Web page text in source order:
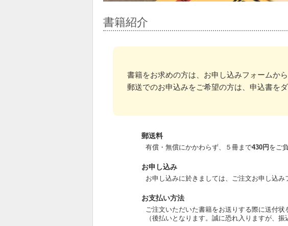
書籍紹介
書籍をお求めの方は、お申し込みフォームか
郵送でのお申込みをご希望の方は、申込書を
郵送料
有償・無償にかかわらず、５冊まで430円 をご
お申し込み
お申し込みに於きましては、 ご注文お申し込み
お支払い方法
ご注文いただいた書籍をお送りする際に送付
（後払いとなります。誠に恐れ入りますが、